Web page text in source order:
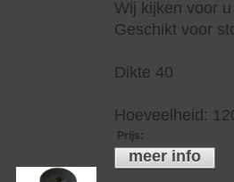
Wij kijken voor
Geschikt voor
Dikte 40
Hoeveelheid:
Prijs:
meer info